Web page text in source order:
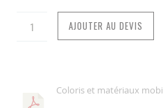
AJOUTER AU DEVIS
Coloris et matériaux